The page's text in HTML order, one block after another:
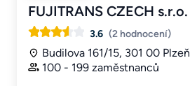
FUJITRANS CZECH s.r.o.
3.6 (2 hodnocení)
Budilova 161/15, 301 00 Plzeň
100 - 199 zaměstnanců